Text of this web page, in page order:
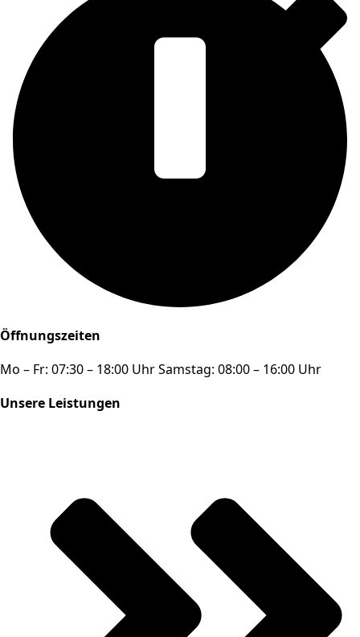
Öffnungszeiten
Mo – Fr: 07:30 – 18:00 Uhr Samstag: 08:00 – 16:00 Uhr
Unsere Leistungen